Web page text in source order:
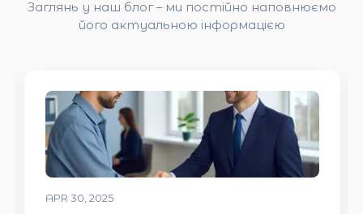
Заглянь у наш блог – ми постійно наповнюємо
його актуальною інформацією
APR 30, 2025